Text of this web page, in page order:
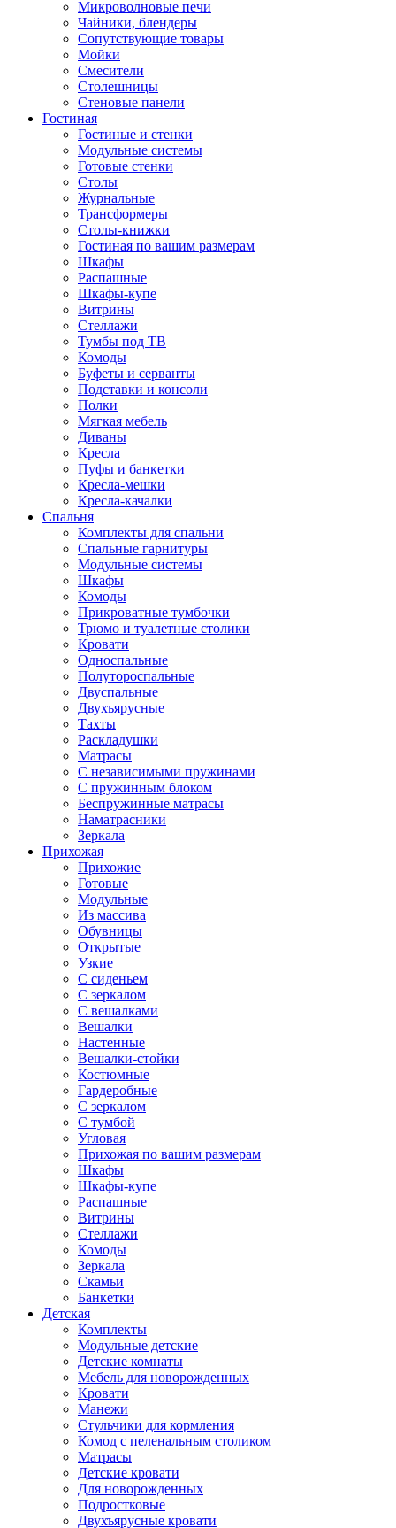
Микроволновые печи
Чайники, блендеры
Сопутствующие товары
Мойки
Смесители
Столешницы
Стеновые панели
Гостиная
Гостиные и стенки
Модульные системы
Готовые стенки
Столы
Журнальные
Трансформеры
Столы-книжки
Гостиная по вашим размерам
Шкафы
Распашные
Шкафы-купе
Витрины
Стеллажи
Тумбы под ТВ
Комоды
Буфеты и серванты
Подставки и консоли
Полки
Мягкая мебель
Диваны
Кресла
Пуфы и банкетки
Кресла-мешки
Кресла-качалки
Спальня
Комплекты для спальни
Спальные гарнитуры
Модульные системы
Шкафы
Комоды
Прикроватные тумбочки
Трюмо и туалетные столики
Кровати
Односпальные
Полутороспальные
Двуспальные
Двухъярусные
Тахты
Раскладушки
Матрасы
С независимыми пружинами
С пружинным блоком
Беспружинные матрасы
Наматрасники
Зеркала
Прихожая
Прихожие
Готовые
Модульные
Из массива
Обувницы
Открытые
Узкие
С сиденьем
С зеркалом
С вешалками
Вешалки
Настенные
Вешалки-стойки
Костюмные
Гардеробные
С зеркалом
С тумбой
Угловая
Прихожая по вашим размерам
Шкафы
Шкафы-купе
Распашные
Витрины
Стеллажи
Комоды
Зеркала
Скамьи
Банкетки
Детская
Комплекты
Модульные детские
Детские комнаты
Мебель для новорожденных
Кровати
Манежи
Стульчики для кормления
Комод с пеленальным столиком
Матрасы
Детские кровати
Для новорожденных
Подростковые
Двухъярусные кровати